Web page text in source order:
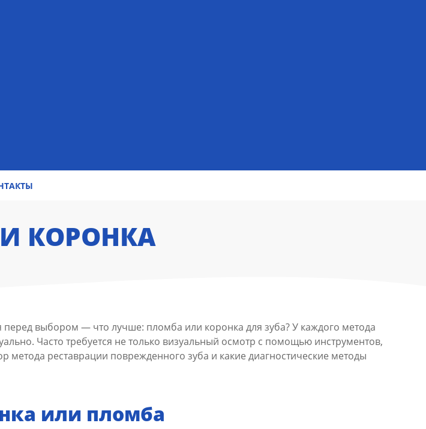
КОРОНКА
выбором — что лучше: пломба или коронка для зуба? У каждого метода
Часто требуется не только визуальный осмотр с помощью инструментов,
реставрации поврежденного зуба и какие диагностические методы
или пломба